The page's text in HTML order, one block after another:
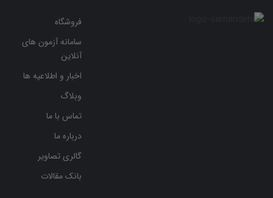
فروشگاه
سامانه آزمون های
آنلاین
اخبار و اطلاعیه ها
وبلاگ
تماس با ما
درباره ما
گالری تصاویر
بانک مقالات